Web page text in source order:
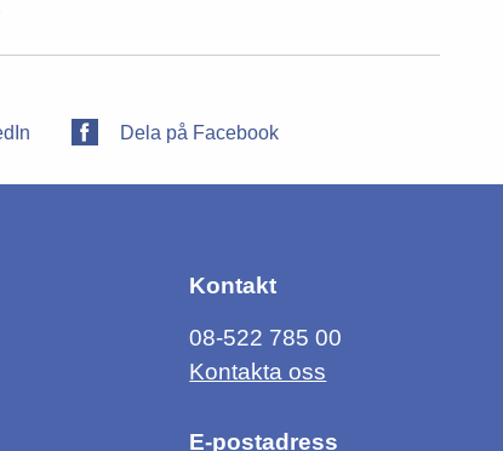
Dela på Facebook
Kontakt
08-522 785 00
Kontakta oss
E-postadress